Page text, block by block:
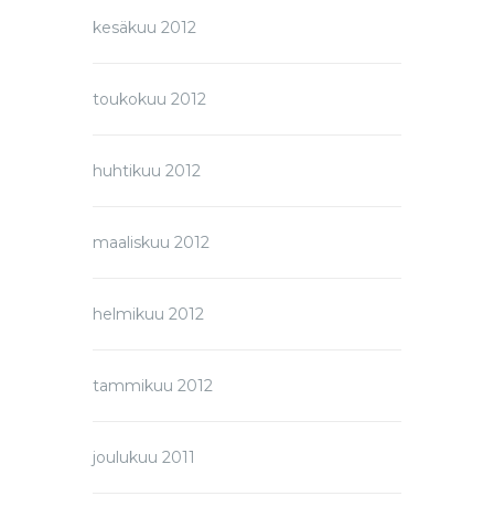
kesäkuu 2012
toukokuu 2012
huhtikuu 2012
maaliskuu 2012
helmikuu 2012
tammikuu 2012
joulukuu 2011